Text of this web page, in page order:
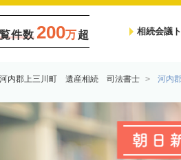
件数 200万超 相続会議
河内郡上三川町 遺産相続 司法書士 河内